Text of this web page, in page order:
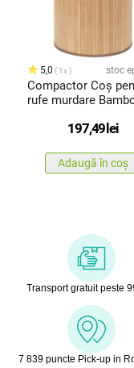
5,0 1x stoc
Compactor Coș
rufe murdare
197,49lei
Adaugă în coș
Transport gratuit peste
7 839 puncte Pick-up in